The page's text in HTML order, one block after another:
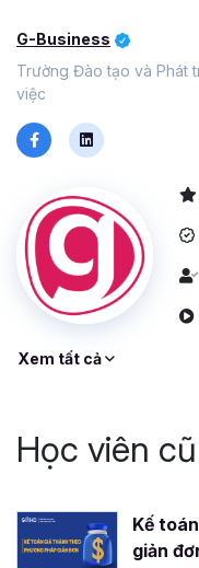
G-Business
Trường Đào tạo và Phát
việc
Xem tất cả
Học viên
Kế
giản